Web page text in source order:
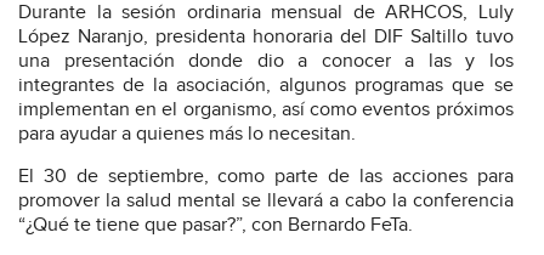
Durante la sesión ordinaria mensual de ARHCOS, Luly
López Naranjo, presidenta honoraria del DIF Saltillo tuvo
una presentación donde dio a conocer a las y los
integrantes de la asociación, algunos programas que se
implementan en el organismo, así como eventos próximos
para ayudar a quienes más lo necesitan.
El 30 de septiembre, como parte de las acciones para
promover la salud mental se llevará a cabo la conferencia
“¿Qué te tiene que pasar?”, con Bernardo FeTa.